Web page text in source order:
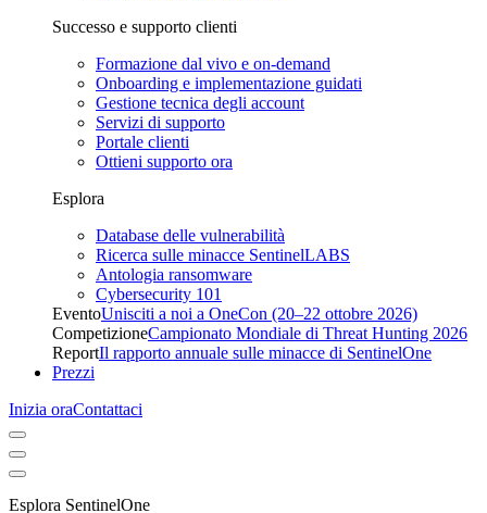
Successo e supporto clienti
Formazione dal vivo e on-demand
Onboarding e implementazione guidati
Gestione tecnica degli account
Servizi di supporto
Portale clienti
Ottieni supporto ora
Esplora
Database delle vulnerabilità
Ricerca sulle minacce SentinelLABS
Antologia ransomware
Cybersecurity 101
EventoUnisciti a noi a OneCon (20–22 ottobre 2026)
CompetizioneCampionato Mondiale di Threat Hunting 2026
ReportIl rapporto annuale sulle minacce di SentinelOne
Prezzi
Inizia oraContattaci
Esplora SentinelOne